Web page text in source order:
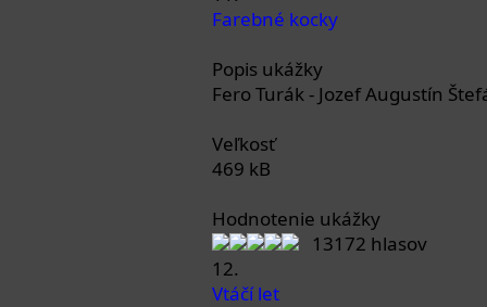
Farebné kocky
Popis ukážky
Fero Turák - Jozef Augustín
Veľkosť
469 kB
Hodnotenie ukážky
13172 hlasov
12.
Vtáčí let